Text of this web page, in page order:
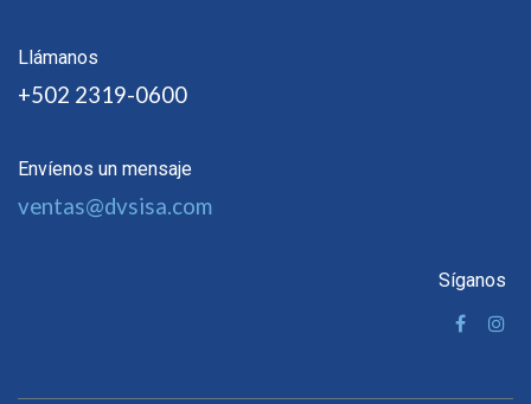
Llámanos
+502 2319-0600
Envíenos un mensaje
ventas@dvsisa.com
Síganos